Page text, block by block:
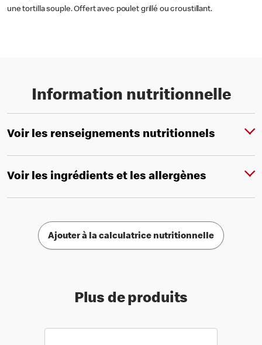
une tortilla souple. Offert avec poulet grillé ou croustillant.
Information nutritionnelle
Voir les renseignements nutritionnels
Voir les ingrédients et les allergènes
Ajouter à la calculatrice nutritionnelle
Plus de produits